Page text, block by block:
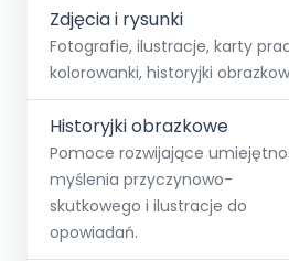
Zdjęcia i rysunki
Fotografie, ilustracje, karty
kolorowanki, historyjki
Historyjki obrazkowe
Pomoce rozwijające
myślenia przyczynowo-
skutkowego i ilustracje do
opowiadań.